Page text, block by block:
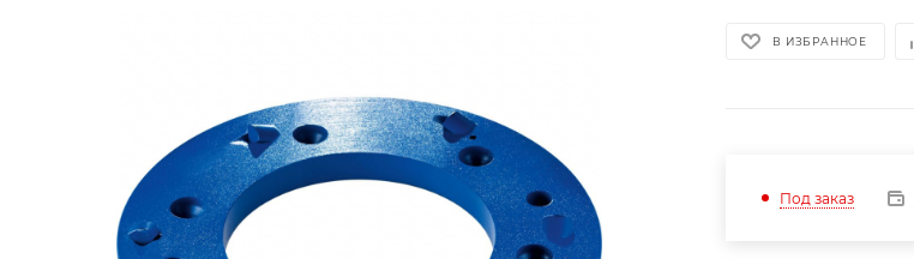
В ИЗБРАННОЕ
Под заказ